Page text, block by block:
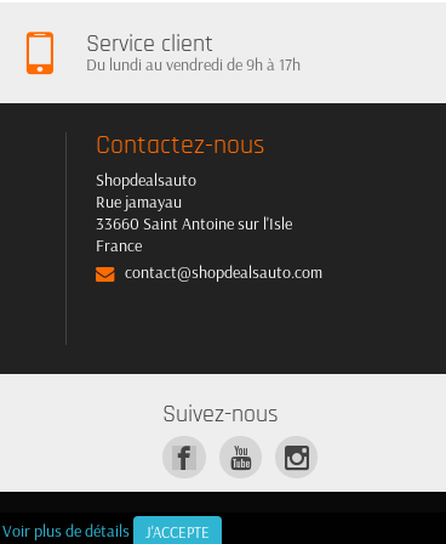
Voir plus de détails J'ACCEPTE
Service client
Du lundi au vendredi de 9h à 17h
Contactez-nous
Shopdealsauto
Rue jamayau
33660 Saint Antoine sur l'Isle
France
contact@shopdealsauto.com
Voir plus de détails J'ACCEPTE
Suivez-nous